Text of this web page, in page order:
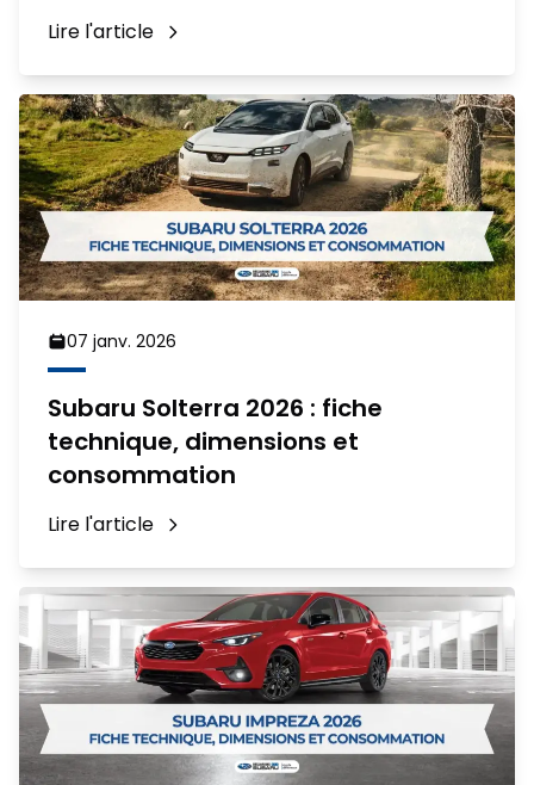
Lire l'article
07 janv. 2026
Subaru Solterra 2026 : fiche
technique, dimensions et
consommation
Lire l'article